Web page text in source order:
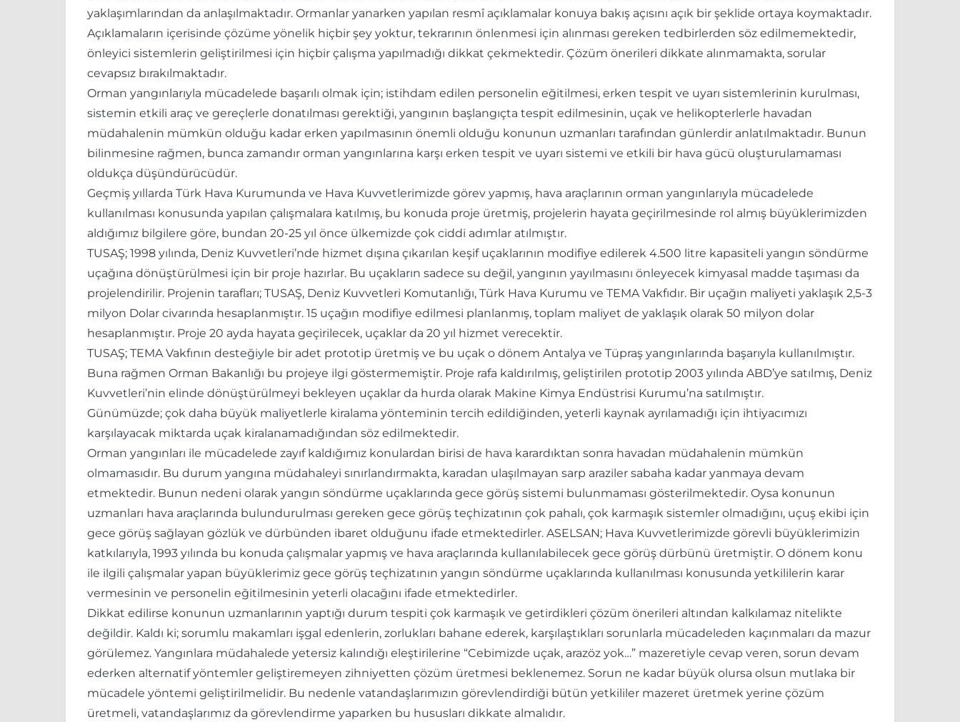
yaklaşımlarından da anlaşılmaktadır. Ormanlar yanarken yapılan resmî açıklamalar konuya bakış açısını açık bir şeklide ortaya koymaktadır.
Açıklamaların içerisinde çözüme yönelik hiçbir şey yoktur, tekrarının önlenmesi için alınması gereken tedbirlerden söz edilmemektedir,
önleyici sistemlerin geliştirilmesi için hiçbir çalışma yapılmadığı dikkat çekmektedir. Çözüm önerileri dikkate alınmamakta, sorular
cevapsız bırakılmaktadır.
Orman yangınlarıyla mücadelede başarılı olmak için; istihdam edilen personelin eğitilmesi, erken tespit ve uyarı sistemlerinin kurulması,
sistemin etkili araç ve gereçlerle donatılması gerektiği, yangının başlangıçta tespit edilmesinin, uçak ve helikopterlerle havadan
müdahalenin mümkün olduğu kadar erken yapılmasının önemli olduğu konunun uzmanları tarafından günlerdir anlatılmaktadır. Bunun
bilinmesine rağmen, bunca zamandır orman yangınlarına karşı erken tespit ve uyarı sistemi ve etkili bir hava gücü oluşturulamaması
oldukça düşündürücüdür.
Geçmiş yıllarda Türk Hava Kurumunda ve Hava Kuvvetlerimizde görev yapmış, hava araçlarının orman yangınlarıyla mücadelede
kullanılması konusunda yapılan çalışmalara katılmış, bu konuda proje üretmiş, projelerin hayata geçirilmesinde rol almış büyüklerimizden
aldığımız bilgilere göre, bundan 20-25 yıl önce ülkemizde çok ciddi adımlar atılmıştır.
TUSAŞ; 1998 yılında, Deniz Kuvvetleri’nde hizmet dışına çıkarılan keşif uçaklarının modifiye edilerek 4.500 litre kapasiteli yangın söndürme
uçağına dönüştürülmesi için bir proje hazırlar. Bu uçakların sadece su değil, yangının yayılmasını önleyecek kimyasal madde taşıması da
projelendirilir. Projenin tarafları; TUSAŞ, Deniz Kuvvetleri Komutanlığı, Türk Hava Kurumu ve TEMA Vakfıdır. Bir uçağın maliyeti yaklaşık 2,5-3
milyon Dolar civarında hesaplanmıştır. 15 uçağın modifiye edilmesi planlanmış, toplam maliyet de yaklaşık olarak 50 milyon dolar
hesaplanmıştır. Proje 20 ayda hayata geçirilecek, uçaklar da 20 yıl hizmet verecektir.
TUSAŞ; TEMA Vakfının desteğiyle bir adet prototip üretmiş ve bu uçak o dönem Antalya ve Tüpraş yangınlarında başarıyla kullanılmıştır.
Buna rağmen Orman Bakanlığı bu projeye ilgi göstermemiştir. Proje rafa kaldırılmış, geliştirilen prototip 2003 yılında ABD’ye satılmış, Deniz
Kuvvetleri’nin elinde dönüştürülmeyi bekleyen uçaklar da hurda olarak Makine Kimya Endüstrisi Kurumu’na satılmıştır.
Günümüzde; çok daha büyük maliyetlerle kiralama yönteminin tercih edildiğinden, yeterli kaynak ayrılamadığı için ihtiyacımızı
karşılayacak miktarda uçak kiralanamadığından söz edilmektedir.
Orman yangınları ile mücadelede zayıf kaldığımız konulardan birisi de hava karardıktan sonra havadan müdahalenin mümkün
olmamasıdır. Bu durum yangına müdahaleyi sınırlandırmakta, karadan ulaşılmayan sarp araziler sabaha kadar yanmaya devam
etmektedir. Bunun nedeni olarak yangın söndürme uçaklarında gece görüş sistemi bulunmaması gösterilmektedir. Oysa konunun
uzmanları hava araçlarında bulundurulması gereken gece görüş teçhizatının çok pahalı, çok karmaşık sistemler olmadığını, uçuş ekibi için
gece görüş sağlayan gözlük ve dürbünden ibaret olduğunu ifade etmektedirler. ASELSAN; Hava Kuvvetlerimizde görevli büyüklerimizin
katkılarıyla, 1993 yılında bu konuda çalışmalar yapmış ve hava araçlarında kullanılabilecek gece görüş dürbünü üretmiştir. O dönem konu
ile ilgili çalışmalar yapan büyüklerimiz gece görüş teçhizatının yangın söndürme uçaklarında kullanılması konusunda yetkililerin karar
vermesinin ve personelin eğitilmesinin yeterli olacağını ifade etmektedirler.
Dikkat edilirse konunun uzmanlarının yaptığı durum tespiti çok karmaşık ve getirdikleri çözüm önerileri altından kalkılamaz nitelikte
değildir. Kaldı ki; sorumlu makamları işgal edenlerin, zorlukları bahane ederek, karşılaştıkları sorunlarla mücadeleden kaçınmaları da mazur
görülemez. Yangınlara müdahalede yetersiz kalındığı eleştirilerine “Cebimizde uçak, arazöz yok…” mazeretiyle cevap veren, sorun devam
ederken alternatif yöntemler geliştiremeyen zihniyetten çözüm üretmesi beklenemez. Sorun ne kadar büyük olursa olsun mutlaka bir
mücadele yöntemi geliştirilmelidir. Bu nedenle vatandaşlarımızın görevlendirdiği bütün yetkililer mazeret üretmek yerine çözüm
üretmeli, vatandaşlarımız da görevlendirme yaparken bu hususları dikkate almalıdır.